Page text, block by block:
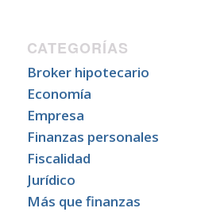
CATEGORÍAS
Broker hipotecario
Economía
Empresa
Finanzas personales
Fiscalidad
Jurídico
Más que finanzas